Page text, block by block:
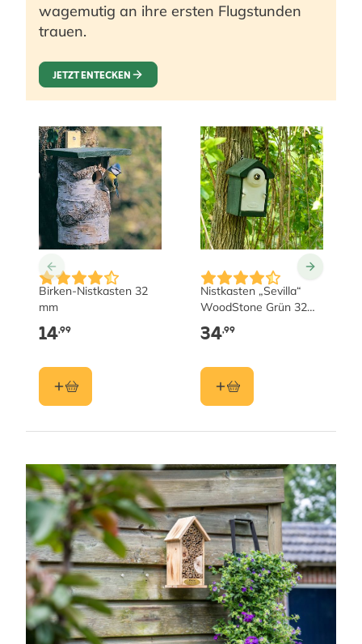
wagemutig an ihre ersten Flugstunden
trauen.
JETZT ENTECKEN
Birken-Nistkasten 32
mm
14,99
Nistkasten „Sevilla“
WoodStone Grün 32
mm
34,99